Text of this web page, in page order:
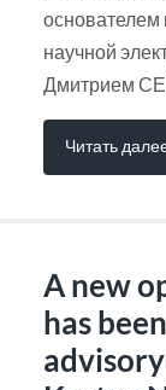
основателем
научной
Дмитрием
Читать
A new
has